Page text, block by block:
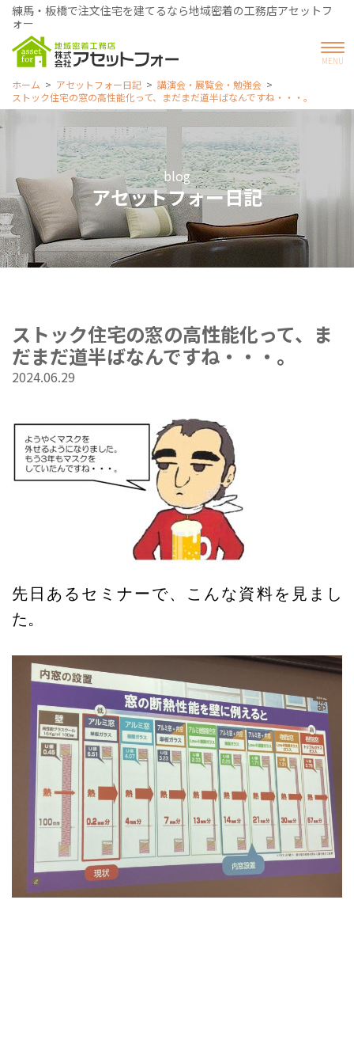
練馬・板橋で注文住宅を建てるなら地域密着の工務店アセットフ
ォー
ホーム アセットフォー日記
講演会・展覧会・勉強会
ストック住宅の窓の高性能化って、まだまだ道半ばなんですね・・・。
blog
アセットフォー日記
ストック住宅の窓の高性能化って、ま
だまだ道半ばなんですね・・・。
2024.06.29
先日あるセミナーで、こんな資料を見まし
た。